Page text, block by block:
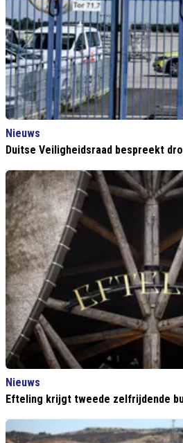
Nieuws
Duitse Veiligheidsraad bespreekt
Nieuws
Efteling krijgt tweede zelfrijdende